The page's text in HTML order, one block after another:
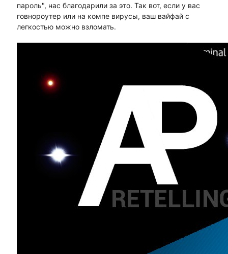
пароль", нас благодарили за это. Так вот, если у вас
говнороутер или на компе вирусы, ваш вайфай с
легкостью можно взломать.